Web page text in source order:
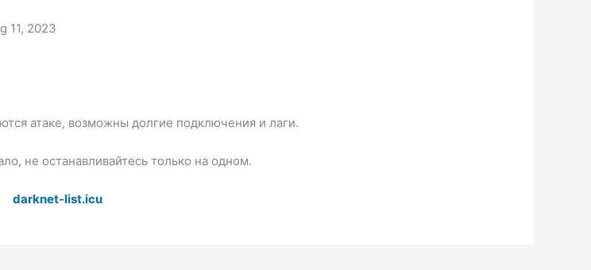
11, 2023
атаке, возможны долгие подключения и лаги.
не останавливайтесь только на одном.
darknet-list.icu